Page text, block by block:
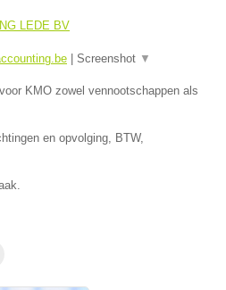
LEDE BV
Screenshot ▼
KMO zowel vennootschappen als
en opvolging, BTW,